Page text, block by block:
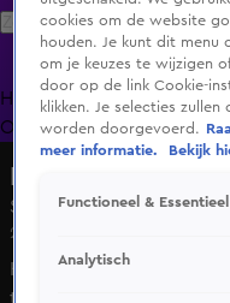
Zoeken
HomeUitzending Gemist
OranjezomerLivestreams
Seizoen 1, aflevering 4
25 jan 2020, 23:25
Hans heeft Karin weten
te bestellen. Met dit
cookies om de website
houden. Je kunt dit menu
om je keuzes te wijzigen
door op de link Cookie-
klikken. Je selecties
worden doorgevoerd.
meer informatie.
Bekijk
Functioneel & Essentieel
Analytisch